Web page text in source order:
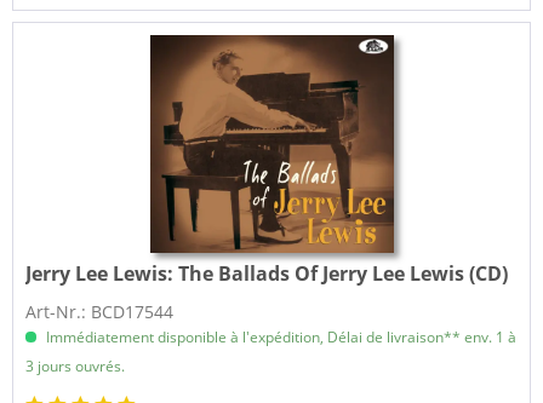
Jerry Lee Lewis:The Ballads Of Jerry Lee Lewis (CD)
Art-Nr.: BCD17544
Immédiatement disponible à l'expédition, Délai de livraison** env. 1 à
3 jours ouvrés.